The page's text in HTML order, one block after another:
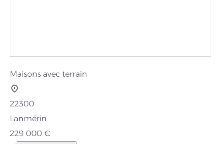
Maisons avec terrain
22300
Lanmérin
229 000 €